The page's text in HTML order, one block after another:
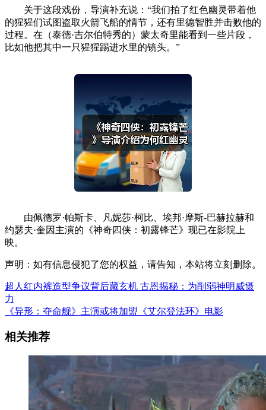
关于这段戏份，导演补充说：“我们拍了红色幽灵带着他
的猩猩们试图盗取火箭飞船的情节，还有里德智胜并击败他的
过程。在（泰德·吉尔伯特秀的）蒙太奇里能看到一些片段，
比如他把其中一只猩猩踢进水里的镜头。”
由佩德罗·帕斯卡、凡妮莎·柯比、埃邦·摩斯-巴赫拉赫和
约瑟夫·奎因主演的《神奇四侠：初露锋芒》现已在影院上
映。
声明：如有信息侵犯了您的权益，请告知，本站将立刻删除。
超人红内裤造型争议背后藏玄机 古恩揭秘：为削弱神明威慑
力
《异形：夺命舰》主演或将加盟《艾尔登法环》电影
相关推荐